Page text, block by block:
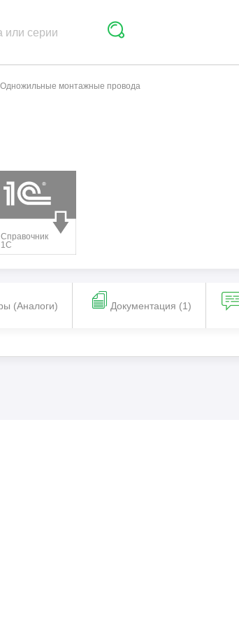
Одножильные монтажные провода
(Aналоги) Документация (1)